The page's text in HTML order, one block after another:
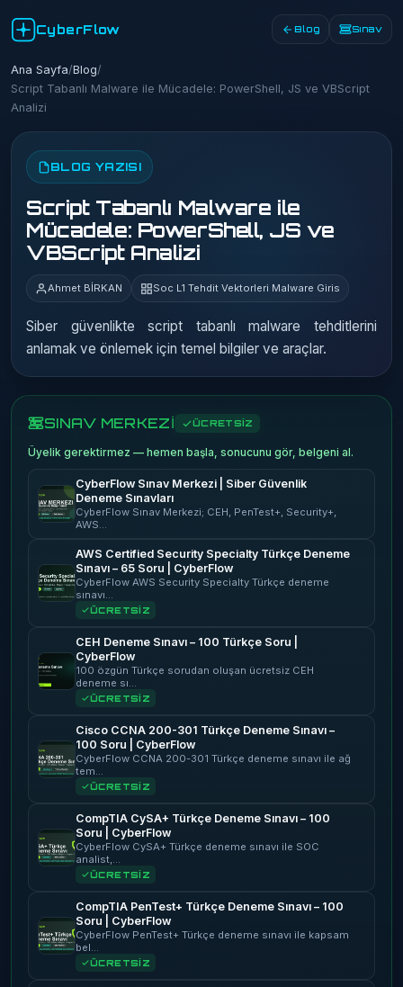
CyberFlow Blog Sınav
Ana Sayfa/Blog/
Script Tabanlı Malware ile Mücadele: PowerShell, JS ve VBScript
Analizi
BLOG YAZISI
Script Tabanlı Malware ile
Mücadele: PowerShell, JS ve
VBScript Analizi
Ahmet BİRKAN Soc L1 Tehdit Vektorleri Malware Giris
Siber güvenlikte script tabanlı malware tehditlerini
anlamak ve önlemek için temel bilgiler ve araçlar.
SINAV MERKEZİ ÜCRETSİZ
Üyelik gerektirmez — hemen başla, sonucunu gör, belgeni al.
CyberFlow Sınav Merkezi | Siber Güvenlik
Deneme Sınavları
CyberFlow Sınav Merkezi; CEH, PenTest+, Security+,
AWS…
AWS Certified Security Specialty Türkçe Deneme
Sınavı – 65 Soru | CyberFlow
CyberFlow AWS Security Specialty Türkçe deneme
sınavı…
ÜCRETSİZ
CEH Deneme Sınavı – 100 Türkçe Soru |
CyberFlow
100 özgün Türkçe sorudan oluşan ücretsiz CEH
deneme sı…
ÜCRETSİZ
Cisco CCNA 200-301 Türkçe Deneme Sınavı –
100 Soru | CyberFlow
CyberFlow CCNA 200-301 Türkçe deneme sınavı ile ağ
tem…
ÜCRETSİZ
CompTIA CySA+ Türkçe Deneme Sınavı – 100
Soru | CyberFlow
CyberFlow CySA+ Türkçe deneme sınavı ile SOC
analist,…
ÜCRETSİZ
CompTIA PenTest+ Türkçe Deneme Sınavı – 100
Soru | CyberFlow
CyberFlow PenTest+ Türkçe deneme sınavı ile kapsam
bel…
ÜCRETSİZ